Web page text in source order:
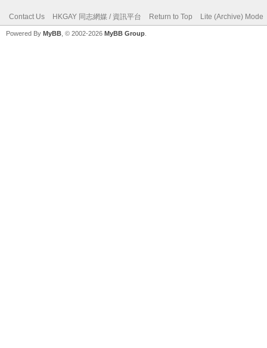
Contact Us HKGAY 同志網媒 / 資訊平台 Return to Top Lite (Archive) Mode
Powered By MyBB , © 2002-2026 MyBB Group